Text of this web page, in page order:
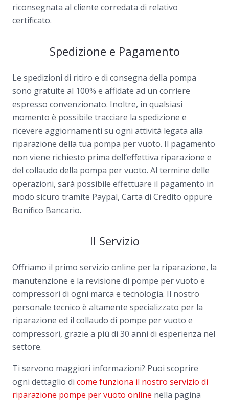
riconsegnata al cliente corredata di relativo
certificato.
Spedizione e Pagamento
Le spedizioni di ritiro e di consegna della pompa
sono gratuite al 100% e affidate ad un corriere
espresso convenzionato. Inoltre, in qualsiasi
momento è possibile tracciare la spedizione e
ricevere aggiornamenti su ogni attività legata alla
riparazione della tua pompa per vuoto. Il pagamento
non viene richiesto prima dell’effettiva riparazione e
del collaudo della pompa per vuoto. Al termine delle
operazioni, sarà possibile effettuare il pagamento in
modo sicuro tramite Paypal, Carta di Credito oppure
Bonifico Bancario.
Il Servizio
Offriamo il primo servizio online per la riparazione, la
manutenzione e la revisione di pompe per vuoto e
compressori di ogni marca e tecnologia. Il nostro
personale tecnico è altamente specializzato per la
riparazione ed il collaudo di pompe per vuoto e
compressori, grazie a più di 30 anni di esperienza nel
settore.
Ti servono maggiori informazioni? Puoi scoprire
ogni dettaglio di come funziona il nostro servizio di
riparazione pompe per vuoto online nella pagina